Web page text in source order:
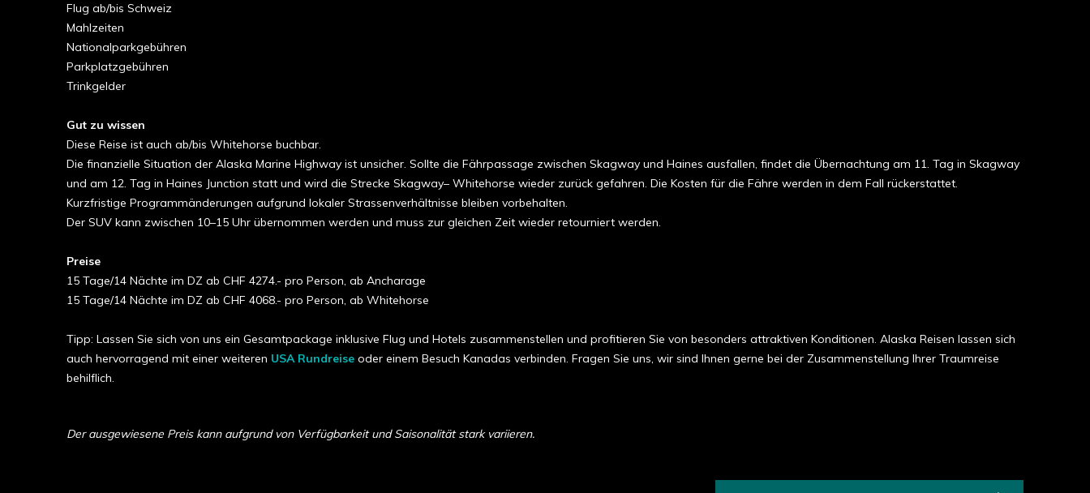
Flug ab/bis Schweiz
Mahlzeiten
Nationalparkgebühren
Parkplatzgebühren
Trinkgelder
Gut zu wissen
Diese Reise ist auch ab/bis Whitehorse buchbar.
Die finanzielle Situation der Alaska Marine Highway ist unsicher. Sollte die Fährpassage zwischen Skagway und Haines ausfallen, findet die Übernachtung am 11. Tag in Skagway
und am 12. Tag in Haines Junction statt und wird die Strecke Skagway– Whitehorse wieder zurück gefahren. Die Kosten für die Fähre werden in dem Fall rückerstattet.
Kurzfristige Programmänderungen aufgrund lokaler Strassenverhältnisse bleiben vorbehalten.
Der SUV kann zwischen 10–15 Uhr übernommen werden und muss zur gleichen Zeit wieder retourniert werden.
Preise
15 Tage/14 Nächte im DZ ab CHF 4274.- pro Person, ab Ancharage
15 Tage/14 Nächte im DZ ab CHF 4068.- pro Person, ab Whitehorse
Tipp: Lassen Sie sich von uns ein Gesamtpackage inklusive Flug und Hotels zusammenstellen und profitieren Sie von besonders attraktiven Konditionen. Alaska Reisen lassen sich
auch hervorragend mit einer weiteren USA Rundreise oder einem Besuch Kanadas verbinden. Fragen Sie uns, wir sind Ihnen gerne bei der Zusammenstellung Ihrer Traumreise
behilflich.
Der ausgewiesene Preis kann aufgrund von Verfügbarkeit und Saisonalität stark variieren.